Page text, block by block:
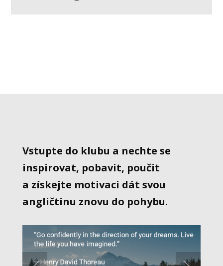
Vstupte do klubu a nechte se
inspirovat, pobavit, poučit
a získejte motivaci dát svou
angličtinu znovu do pohybu.